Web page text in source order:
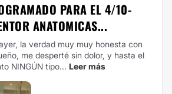
PARA EL 4/10-
ANATOMICAS...
la verdad muy muy honesta con
me desperté sin dolor, y hasta el
NINGÚN tipo... Leer más